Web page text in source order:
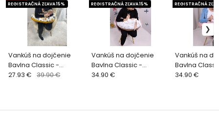
Vankúš na dojčenie
Bavlna Classic -
ZVIERATKÁ
REGISTRAČNÁ ZĽAVA 15%
27.93 € 39.90 €
Vankúš na dojčenie
Bavlna Classic -
SAHARA KÁČATKO
REGISTRAČNÁ ZĽAVA 15%
34.90 €
Vankúš na
Bavlna
PUDROVÁ
REGISTRAČNÁ
34.90 €